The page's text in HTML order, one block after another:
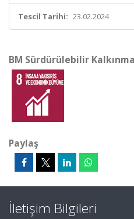
Tescil Tarihi: 23.02.2024
BM Sürdürülebilir
Paylaş
İletişim Bilgileri